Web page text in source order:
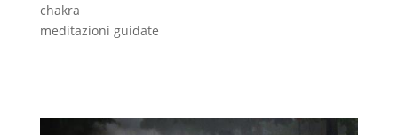
chakra
meditazioni guidate